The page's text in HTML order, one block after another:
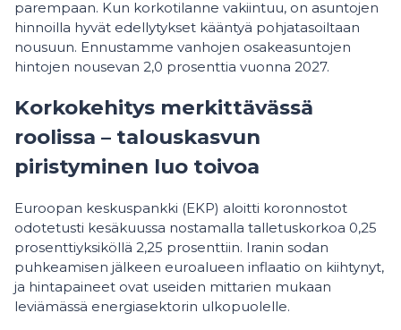
parempaan. Kun korkotilanne vakiintuu, on asuntojen
hinnoilla hyvät edellytykset kääntyä pohjatasoiltaan
nousuun. Ennustamme vanhojen osakeasuntojen
hintojen nousevan 2,0 prosenttia vuonna 2027.
Korkokehitys merkittävässä
roolissa – talouskasvun
piristyminen luo toivoa
Euroopan keskuspankki (EKP) aloitti koronnostot
odotetusti kesäkuussa nostamalla talletuskorkoa 0,25
prosenttiyksiköllä 2,25 prosenttiin. Iranin sodan
puhkeamisen jälkeen euroalueen inflaatio on kiihtynyt,
ja hintapaineet ovat useiden mittarien mukaan
leviämässä energiasektorin ulkopuolelle.